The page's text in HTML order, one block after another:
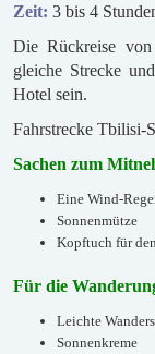
Zeit: 3 bis 4
Die Rückreise von
gleiche Strecke
Hotel sein.
Fahrstrecke Tbilisi-
Sachen zum
Eine Wind-
Sonnenmütze
Kopftuch für
Für die
Leichte
Sonnenkreme